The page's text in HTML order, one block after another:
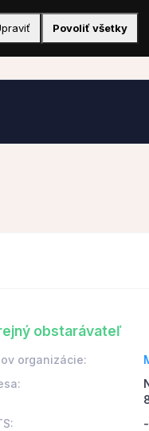
obstarávateľ
organizácie:
-
Povoliť všetky